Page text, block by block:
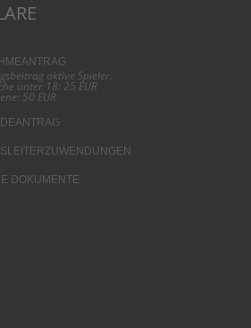
aktive Spieler:
unter 18: 25 EUR
50 EUR
DOKUMENTE